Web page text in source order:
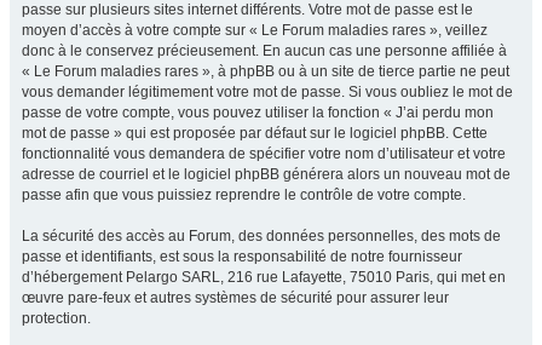
passe sur plusieurs sites internet différents. Votre mot de passe est le
moyen d’accès à votre compte sur « Le Forum maladies rares », veillez
donc à le conservez précieusement. En aucun cas une personne affiliée à
« Le Forum maladies rares », à phpBB ou à un site de tierce partie ne peut
vous demander légitimement votre mot de passe. Si vous oubliez le mot de
passe de votre compte, vous pouvez utiliser la fonction « J’ai perdu mon
mot de passe » qui est proposée par défaut sur le logiciel phpBB. Cette
fonctionnalité vous demandera de spécifier votre nom d’utilisateur et votre
adresse de courriel et le logiciel phpBB générera alors un nouveau mot de
passe afin que vous puissiez reprendre le contrôle de votre compte.
La sécurité des accès au Forum, des données personnelles, des mots de
passe et identifiants, est sous la responsabilité de notre fournisseur
d’hébergement Pelargo SARL, 216 rue Lafayette, 75010 Paris, qui met en
œuvre pare-feux et autres systèmes de sécurité pour assurer leur
protection.